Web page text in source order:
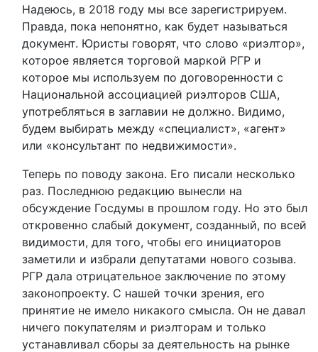
Надеюсь, в 2018 году мы все зарегистрируем.
Правда, пока непонятно, как будет называться
документ. Юристы говорят, что слово «риэлтор»,
которое является торговой маркой РГР и
которое мы используем по договоренности с
Национальной ассоциацией риэлторов США,
употребляться в заглавии не должно. Видимо,
будем выбирать между «специалист», «агент»
или «консультант по недвижимости».
Теперь по поводу закона. Его писали несколько
раз. Последнюю редакцию вынесли на
обсуждение Госдумы в прошлом году. Но это был
откровенно слабый документ, созданный, по всей
видимости, для того, чтобы его инициаторов
заметили и избрали депутатами нового созыва.
РГР дала отрицательное заключение по этому
законопроекту. С нашей точки зрения, его
принятие не имело никакого смысла. Он не давал
ничего покупателям и риэлторам и только
устанавливал сборы за деятельность на рынке